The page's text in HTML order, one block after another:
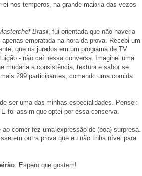
nos temperos, na grande maioria das vezes
Brasil , fui orientada que não haveria
empratada na hora da prova. Recebi um
que os jurados em um programa de TV
- não caí nessa conversa. Imaginei uma
mudaria a consistência, textura e sabor se
299 participantes, comendo uma comida
ser uma das minhas especialidades. Pensei:
foi assim que optei por essa conserva.
comer fez uma expressão de (boa) surpresa.
em outra prova que eu não tinha nível para
. Espero que gostem!